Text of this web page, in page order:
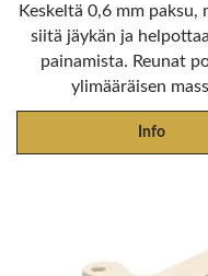
Keskeltä 0,6 mm paksu,
siitä jäykän ja
painamista. Reunat
ylimääräisen
Info